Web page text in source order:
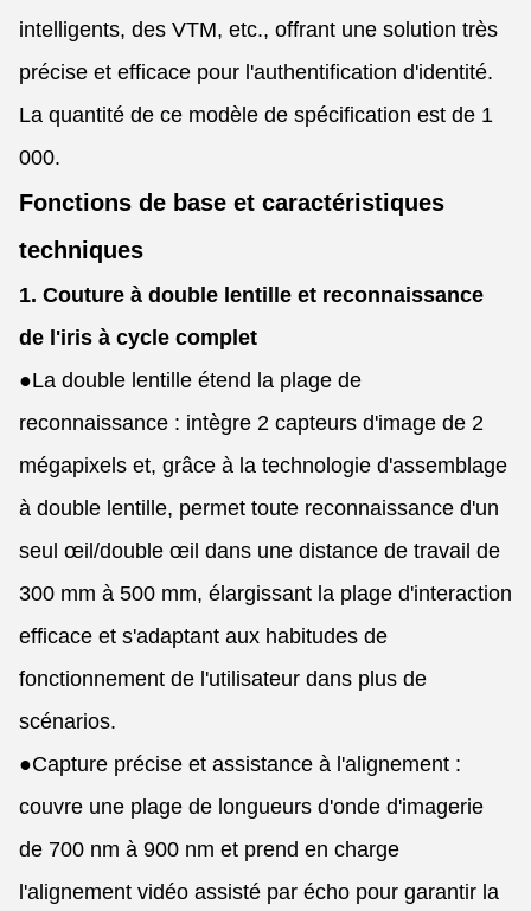
intelligents, des VTM, etc., offrant une solution très
précise et efficace pour l'authentification d'identité.
La quantité de ce modèle de spécification est de 1
000.
Fonctions de base et caractéristiques
techniques
1. Couture à double lentille et reconnaissance
de l'iris à cycle complet
●La double lentille étend la plage de
reconnaissance : intègre 2 capteurs d'image de 2
mégapixels et, grâce à la technologie d'assemblage
à double lentille, permet toute reconnaissance d'un
seul œil/double œil dans une distance de travail de
300 mm à 500 mm, élargissant la plage d'interaction
efficace et s'adaptant aux habitudes de
fonctionnement de l'utilisateur dans plus de
scénarios.
●Capture précise et assistance à l'alignement :
couvre une plage de longueurs d'onde d'imagerie
de 700 nm à 900 nm et prend en charge
l'alignement vidéo assisté par écho pour garantir la